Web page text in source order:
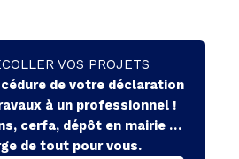
VOS PROJETS
de votre déclaration
à un professionnel !
cerfa, dépôt en mairie …
de tout pour vous.